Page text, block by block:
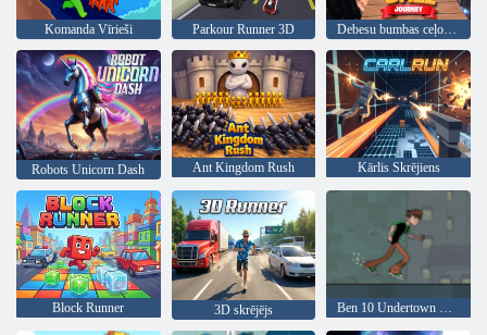
Komanda Vīrieši Parkour Runner 3D Debesu bumbas ceļojums
Robots Unicorn Dash Ant Kingdom Rush Kārlis Skrējiens
Block Runner 3D skrējējs Ben 10 Undertown Runner